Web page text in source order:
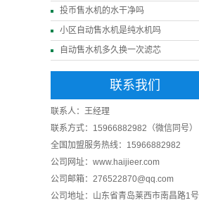
投币售水机的水干净吗
小区自动售水机是纯水机吗
自动售水机多久换一次滤芯
联系我们
联系人：王经理
联系方式：15966882982（微信同号）
全国加盟服务热线：15966882982
公司网址：www.haijieer.com
公司邮箱：276522870@qq.com
公司地址：山东省青岛莱西市南昌路1号